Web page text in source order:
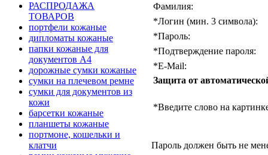
РАСПРОДАЖА
ТОВАРОВ
портфели кожаные
дипломаты кожаные
папки кожаные для
документов А4
дорожные сумки кожаные
сумки на плечевом ремне
сумки для документов из
кожи
барсетки кожаные
планшеты кожаные
портмоне, кошельки и
клатчи
Фамилия:
*Логин (мин. 3 символа):
*Пароль:
*Подтверждение пароля:
*E-Mail:
Защита от
*Введите слово на
Пароль должен быть не